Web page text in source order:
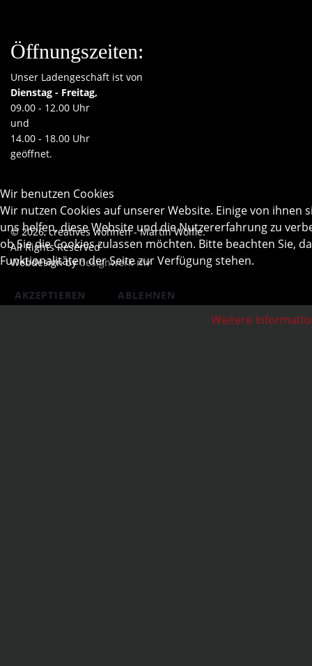
Öffnungszeiten:
Unser Ladengeschäft ist von
Dienstag - Freitag,
09.00 - 12.00 Uhr
und
14.00 - 18.00 Uhr
geöffnet.
© 2026, creatives wohnen - Martin Wölfle.
All Rights Reserved
Webdesign bydesignwerk-mv
Wir benutzen Cookies
Wir nutzen Cookies auf unserer Website. Einige von
uns helfen, diese Website und die Nutzererfahrung zu
ob Sie die Cookies zulassen möchten. Bitte beachten Sie,
Funktionalitäten der Seite zur Verfügung stehen.
AKZEPTIEREN ABLEHNEN
Weitere